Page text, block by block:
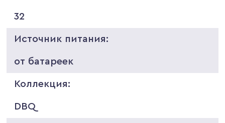
32
Источник питания:
от батареек
Коллекция:
DBQ